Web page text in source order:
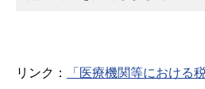
リンク：
「医療機関等における